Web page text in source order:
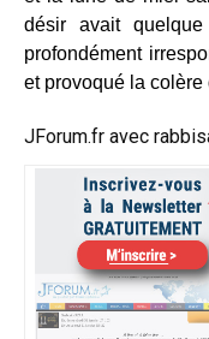
désir avait
profondément
et provoqué la colère
JForum.fr avec